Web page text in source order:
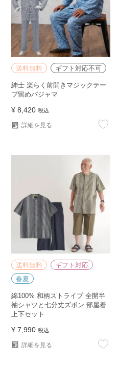
送料無料 ギフト対応不可
紳士 楽らく前開きマジックテー
プ留めパジャマ
¥ 8,420 税込
詳細を見る
送料無料
ギフト対応
春夏
綿100% 和柄ストライプ 全開半
袖シャツと七分丈ズボン 部屋着
上下セット
¥ 7,990 税込
詳細を見る